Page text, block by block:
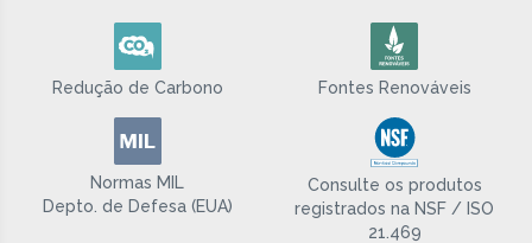
Redução de Carbono Fontes Renováveis
Normas MIL
Depto. de Defesa (EUA)
Consulte os produtos
registrados na NSF / ISO
21.469